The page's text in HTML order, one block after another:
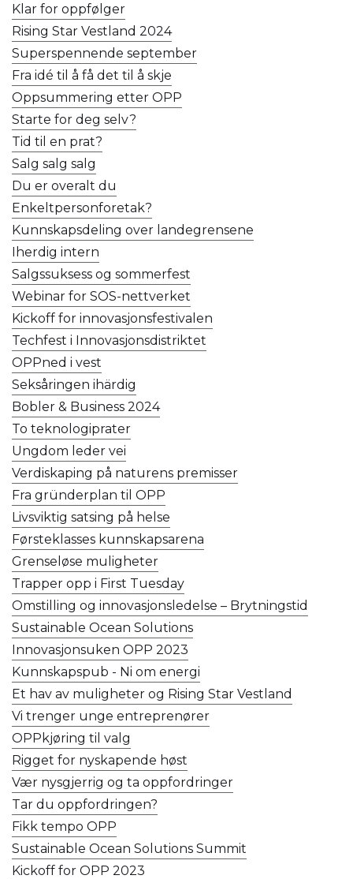
Klar for oppfølger
Rising Star Vestland 2024
Superspennende september
Fra idé til å få det til å skje
Oppsummering etter OPP
Starte for deg selv?
Tid til en prat?
Salg salg salg
Du er overalt du
Enkeltpersonforetak?
Kunnskapsdeling over landegrensene
Iherdig intern
Salgssuksess og sommerfest
Webinar for SOS-nettverket
Kickoff for innovasjonsfestivalen
Techfest i Innovasjonsdistriktet
OPPned i vest
Seksåringen ihärdig
Bobler & Business 2024
To teknologiprater
Ungdom leder vei
Verdiskaping på naturens premisser
Fra gründerplan til OPP
Livsviktig satsing på helse
Førsteklasses kunnskapsarena
Grenseløse muligheter
Trapper opp i First Tuesday
Omstilling og innovasjonsledelse – Brytningstid
Sustainable Ocean Solutions
Innovasjonsuken OPP 2023
Kunnskapspub - Ni om energi
Et hav av muligheter og Rising Star Vestland
Vi trenger unge entreprenører
OPPkjøring til valg
Rigget for nyskapende høst
Vær nysgjerrig og ta oppfordringer
Tar du oppfordringen?
Fikk tempo OPP
Sustainable Ocean Solutions Summit
Kickoff for OPP 2023